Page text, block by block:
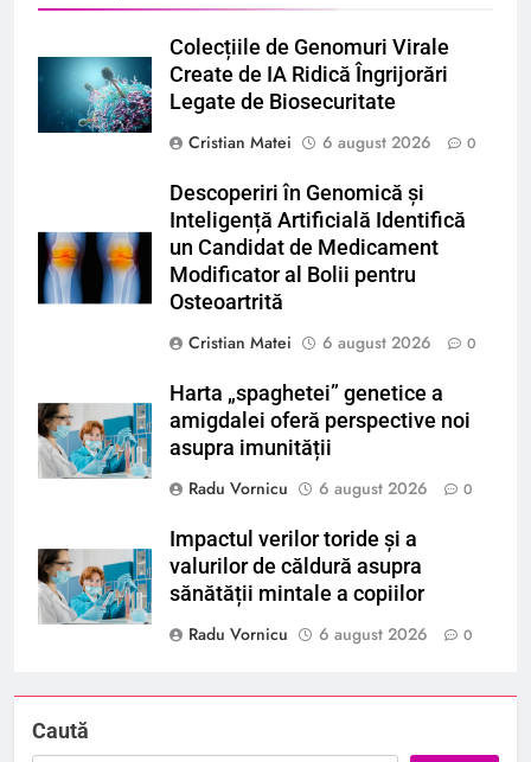
Colecțiile de Genomuri Virale
Create de IA Ridică Îngrijorări
Legate de Biosecuritate
Cristian Matei
6 august 2026 0
Descoperiri în Genomică și
Inteligență Artificială Identifică
un Candidat de Medicament
Modificator al Bolii pentru
Osteoartrită
Cristian Matei
6 august 2026 0
Harta „spaghetei” genetice a
amigdalei oferă perspective noi
asupra imunității
Radu Vornicu
6 august 2026 0
Impactul verilor toride și a
valurilor de căldură asupra
sănătății mintale a copiilor
Radu Vornicu
6 august 2026 0
Caută